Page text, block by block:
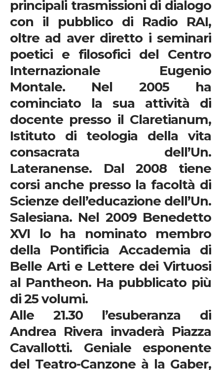
principali trasmissioni di dialogo
con il pubblico di Radio RAI,
oltre ad aver diretto i seminari
poetici e filosofici del Centro
Internazionale Eugenio
Montale. Nel 2005 ha
cominciato la sua attività di
docente presso il Claretianum,
Istituto di teologia della vita
consacrata dell’Un.
Lateranense. Dal 2008 tiene
corsi anche presso la facoltà di
Scienze dell’educazione dell’Un.
Salesiana. Nel 2009 Benedetto
XVI lo ha nominato membro
della Pontificia Accademia di
Belle Arti e Lettere dei Virtuosi
al Pantheon. Ha pubblicato più
di 25 volumi.
Alle 21.30l’esuberanza di
Andrea Rivera invaderà Piazza
Cavallotti. Geniale esponente
del Teatro-Canzone à la Gaber,